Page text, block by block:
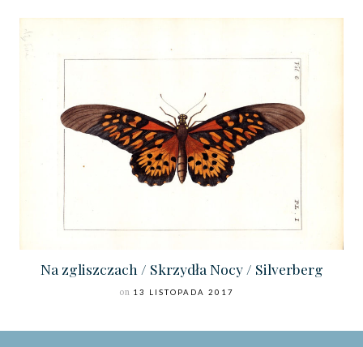
Na zgliszczach / Skrzydła Nocy / Silverberg
on 13 LISTOPADA 2017